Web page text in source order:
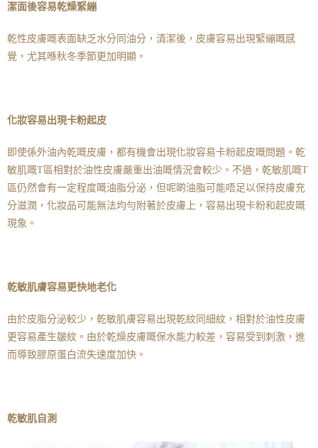
潔面後容易乾燥緊繃
乾性皮膚嘅表面缺乏水分同油分，清潔後，皮膚容易出現緊繃嘅感
覺，尤其喺秋冬季節更加明顯。
化妝容易出現卡粉起皮
即使係外油內乾嘅皮膚，都有機會出現化妝容易卡粉起皮嘅問題。乾
敏肌嘅T區相對於油性皮膚嚴重出油嘅情況會較少。不過，乾敏肌嘅T
區仍然會有一定程度嘅油脂分泌，但呢啲油脂可能唔足以保持皮膚充
分滋潤，化妝品可能無法均勻附著於皮膚上，容易出現卡粉和起皮嘅
現象。
乾敏肌膚容易更快地老化
由於皮脂分泌較少，乾敏肌膚容易出現乾紋同細紋，相對於油性皮膚
更容易產生皺紋。由於乾燥皮膚嘅保水能力較差，容易受到刺激，進
而導致膠原蛋白流失速度加快。
乾敏肌自測